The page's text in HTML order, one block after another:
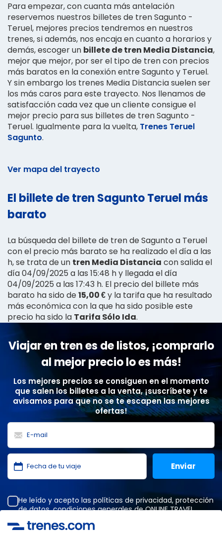
Para empezar, con cuanta más antelación
reservemos nuestros billetes de tren Sagunto -
Teruel, mejores precios tendremos en nuestros
trenes, si además, nos encaja en cuanto a horarios y
demás, escoger un billete de tren Media Distancia,
mejor que mejor, por ser el tipo de tren con precios
más baratos en la conexión entre Sagunto y Teruel.
Y sin embargo los trenes Media Distancia suelen ser
los más caros para este trayecto. Nos llenamos de
satisfacción cada vez que un cliente consigue el
mejor precio para sus billetes de tren Sagunto -
Teruel. Igualmente para la vuelta, Trenes Teruel
Sagunto.
Ver mapa del trayecto
El billete de tren Sagunto Teruel más
barato
La búsqueda del billete de tren de Sagunto a Teruel
con el precio más barato se ha realizado el día a las
h, se trata de un tren Media Distancia con salida el
día 04/09/2025 a las 15:48 h y llegada el día
04/09/2025 a las 17:43 h. El precio del billete más
barato ha sido de15,00 €y la tarifa que ha resultado
más económica con la que ha sido posible este
precio ha sido la Tarifa Sólo Ida.
Viajar en tren es de listos, ¡comprarlo
al mejor precio lo es más!
Los mejores precios se consiguen en el momento
que salen los billetes a la venta, ¡suscríbete y te
avisamos para que no se te escapen las mejores
ofertas!
He leído y acepto las políticas de privacidad, protección
de datos,condiciones generalesde ONLINE TRAVEL